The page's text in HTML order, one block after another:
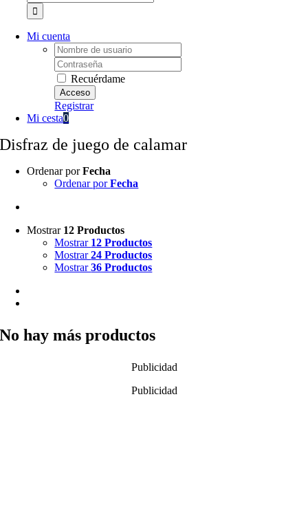
Mi cuenta
Username:
Password:
Recuérdame
Registrar
Mi cesta0
Disfraz de juego de calamar
Ordenar porFecha
Ordenar porFecha
Mostrar 12 Productos
Mostrar 12 Productos
Mostrar24 Productos
Mostrar36 Productos
No hay más productos
Publicidad
Publicidad